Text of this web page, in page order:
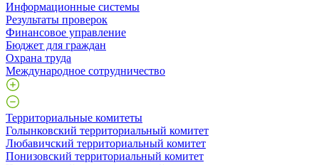
Информационные системы
Результаты проверок
Финансовое управление
Бюджет для граждан
Охрана труда
Международное сотрудничество
Территориальные комитеты
Голынковский территориальный комитет
Любавичский территориальный комитет
Понизовский территориальный комитет